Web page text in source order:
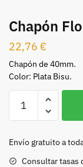
Chapón
22,76 €
Chapón de 40mm.
Color: Plata Bisu.
Flores
cantidad
Envío gratuito a
Consultar tasas